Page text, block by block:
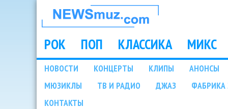
НОВОСТИ
МУЗЫКИ И
ШОУ БИЗНЕСА
NEWSMUZ.COM
Main menu
РОК ПОП КЛАССИКА МИКС
Подразделы
НОВОСТИ КОНЦЕРТЫ КЛИПЫ АНОНСЫ
МЮЗИКЛЫ
ТВ И РАДИО ДЖАЗ ФАБРИКА
КОНТАКТЫ